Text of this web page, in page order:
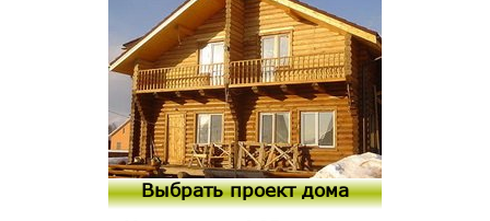
Выбрать проект дома